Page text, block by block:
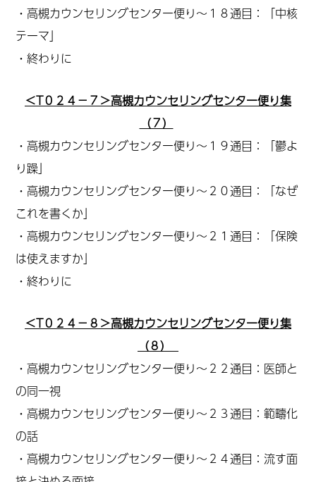
・高槻カウンセリングセンター便り～１８通目：「中核
テーマ」
・終わりに
＜T０２４－７＞高槻カウンセリングセンター便り集
（７）
・高槻カウンセリングセンター便り～１９通目：「鬱よ
り躁」
・高槻カウンセリングセンター便り～２０通目：「なぜ
これを書くか」
・高槻カウンセリングセンター便り～２１通目：「保険
は使えますか」
・終わりに
＜T０２４－８＞高槻カウンセリングセンター便り集
（８）
・高槻カウンセリングセンター便り～２２通目：医師と
の同一視
・高槻カウンセリングセンター便り～２３通目：範疇化
の話
・高槻カウンセリングセンター便り～２４通目：流す面